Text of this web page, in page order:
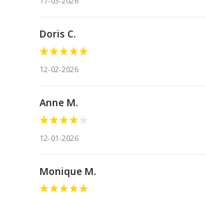
Doris C.
12-02-2026
Anne M.
12-01-2026
Monique M.